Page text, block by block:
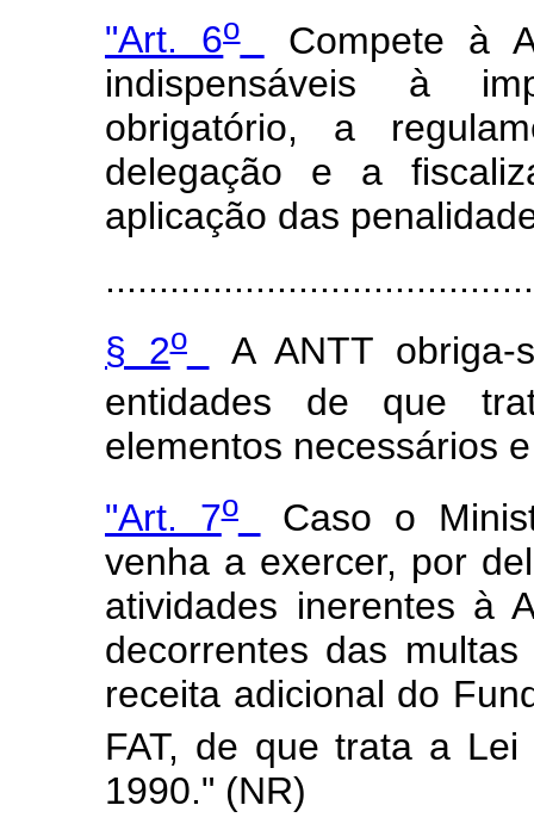
"Art. 6o
Compete à
indispensáveis à
obrigatório, a
delegação e a
aplicação das
§ 2o
A ANTT
entidades de que
elementos necessários
"Art. 7o
Caso o
venha a exercer, por
atividades inerentes à
decorrentes das
receita adicional do
FAT, de que trata a Lei
1990." (NR)